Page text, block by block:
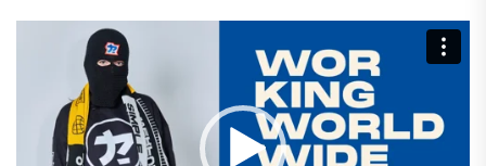
Reproductor
vídeo